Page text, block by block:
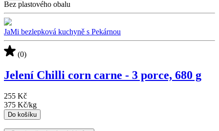
Bez plastového obalu
JaMi bezlepková kuchyně s Pekárnou
(0)
Jelení Chilli corn carne - 3 porce, 680 g
255 Kč
375 Kč/kg
Do košíku